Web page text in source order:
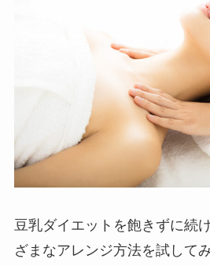
豆乳ダイエットを飽きずに続
ざまなアレンジ方法を試して